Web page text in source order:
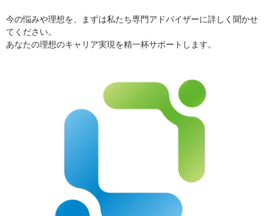
今の悩みや理想を、まずは私たち専門アドバイザーに詳しく聞かせ
てください。
あなたの理想のキャリア実現を精一杯サポートします。